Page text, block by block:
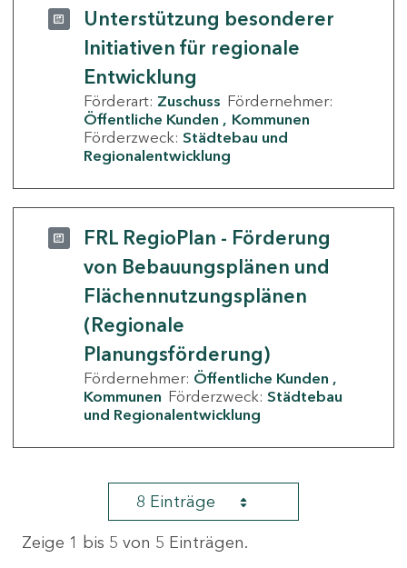
Unterstützung besonderer
Initiativen für regionale
Entwicklung
Förderart: Zuschuss Fördernehmer:
Öffentliche Kunden
Kommunen
Förderzweck: Städtebau und
Regionalentwicklung
FRL RegioPlan - Förderung
von Bebauungsplänen und
Flächennutzungsplänen
(Regionale
Planungsförderung)
Fördernehmer: Öffentliche Kunden
Kommunen Förderzweck: Städtebau
und Regionalentwicklung
8 Einträge
Zeige 1 bis 5 von 5 Einträgen.